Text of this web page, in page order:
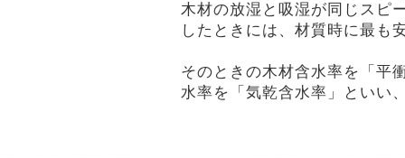
木材の放湿と吸湿が同じスピ
したときには、材質時に最も
そのときの木材含水率を「平
水率を「気乾含水率」といい